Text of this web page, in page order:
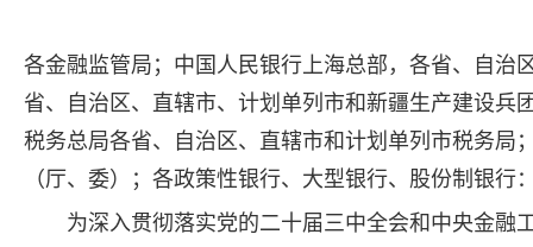
各金融监管局；中国人民银行上海总部，各省、自治
省、自治区、直辖市、计划单列市和新疆生产建设兵
税务总局各省、自治区、直辖市和计划单列市税务局
（厅、委）；各政策性银行、大型银行、股份制银行
为深入贯彻落实党的二十届三中全会和中央金融